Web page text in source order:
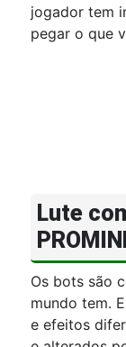
jogador tem
pegar o que
Lute
Os bots são
mundo tem.
e efeitos